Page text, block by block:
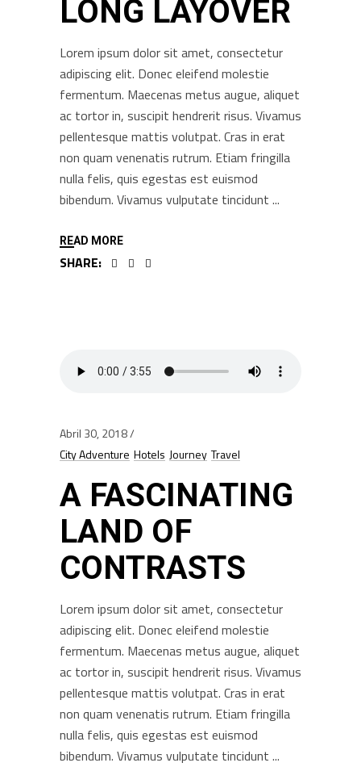
LONG LAYOVER
Lorem ipsum dolor sit amet, consectetur
adipiscing elit. Donec eleifend molestie
fermentum. Maecenas metus augue, aliquet
ac tortor in, suscipit hendrerit risus. Vivamus
pellentesque mattis volutpat. Cras in erat
non quam venenatis rutrum. Etiam fringilla
nulla felis, quis egestas est euismod
bibendum. Vivamus vulputate tincidunt
READ MORE
SHARE:
Abril 30, 2018
City Adventure Hotels Journey Travel
A FASCINATING
LAND OF
CONTRASTS
Lorem ipsum dolor sit amet, consectetur
adipiscing elit. Donec eleifend molestie
fermentum. Maecenas metus augue, aliquet
ac tortor in, suscipit hendrerit risus. Vivamus
pellentesque mattis volutpat. Cras in erat
non quam venenatis rutrum. Etiam fringilla
nulla felis, quis egestas est euismod
bibendum. Vivamus vulputate tincidunt